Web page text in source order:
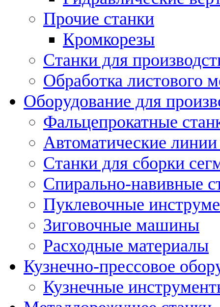
Прочие станки
Кромкорезы
Станки для
Обработка листового
Оборудование для
Фальцепрокатные
Автоматические линии
Станки для сборки
Спирально-навивные
Пуклевочные
Зиговочные машины
Расходные материалы
Кузнечно-прессовое
Кузнечные